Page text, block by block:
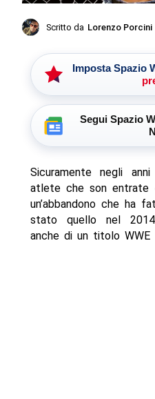
Scritto da Lorenzo Porcini
Imposta Spazio
Segui Spazio
Sicuramente negli
atlete che son entrate
un’abbandono che ha
stato quello nel
anche di un titolo WWE